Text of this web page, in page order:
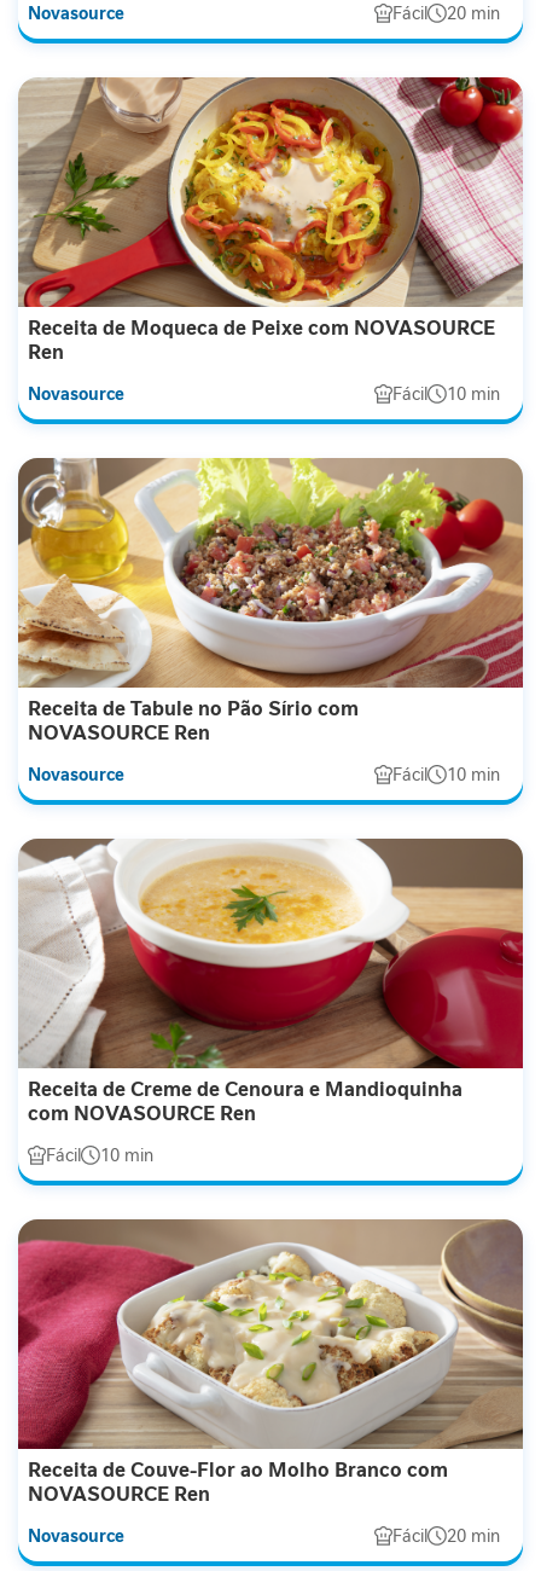
C
d
a
d
o
M
e
t
a
b
i
c
R
e
l
a
x
a
m
e
n
t
I
u
n
i
d
a
d
M
o
b
l
i
d
e
B
e
l
e
z
a
V
i
t
Novasource Fácil 20 min
Receita de Moqueca de Peixe com NOVASOURCE
Ren
Novasource Fácil 10 min
Receita de Tabule no Pão Sírio com
NOVASOURCE Ren
Novasource Fácil 10 min
Receita de Creme de Cenoura e Mandioquinha
com NOVASOURCE Ren
Fácil 10 min
Receita de Couve-Flor ao Molho Branco com
NOVASOURCE Ren
Novasource Fácil 20 min